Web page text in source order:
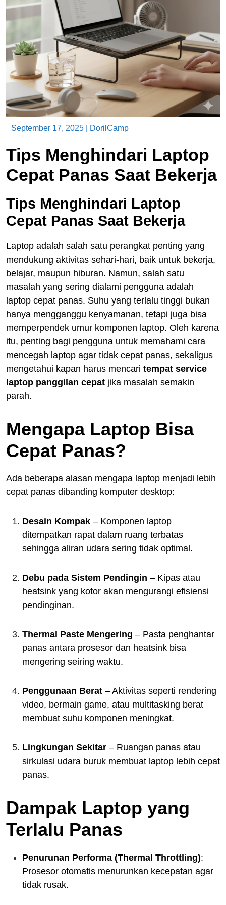
September 17, 2025 DorilCamp
Tips Menghindari Laptop
Cepat Panas Saat Bekerja
Tips Menghindari Laptop
Cepat Panas Saat Bekerja
Laptop adalah salah satu perangkat penting yang
mendukung aktivitas sehari-hari, baik untuk bekerja,
belajar, maupun hiburan. Namun, salah satu
masalah yang sering dialami pengguna adalah
laptop cepat panas. Suhu yang terlalu tinggi bukan
hanya mengganggu kenyamanan, tetapi juga bisa
memperpendek umur komponen laptop. Oleh karena
itu, penting bagi pengguna untuk memahami cara
mencegah laptop agar tidak cepat panas, sekaligus
mengetahui kapan harus mencari tempat service
laptop panggilan cepat jika masalah semakin
parah.
Mengapa Laptop Bisa
Cepat Panas?
Ada beberapa alasan mengapa laptop menjadi lebih
cepat panas dibanding komputer desktop:
Desain Kompak – Komponen laptop
ditempatkan rapat dalam ruang terbatas
sehingga aliran udara sering tidak optimal.
Debu pada Sistem Pendingin – Kipas atau
heatsink yang kotor akan mengurangi efisiensi
pendinginan.
Thermal Paste Mengering – Pasta penghantar
panas antara prosesor dan heatsink bisa
mengering seiring waktu.
Penggunaan Berat – Aktivitas seperti rendering
video, bermain game, atau multitasking berat
membuat suhu komponen meningkat.
Lingkungan Sekitar – Ruangan panas atau
sirkulasi udara buruk membuat laptop lebih cepat
panas.
Dampak Laptop yang
Terlalu Panas
Penurunan Performa (Thermal Throttling):
Prosesor otomatis menurunkan kecepatan agar
tidak rusak.